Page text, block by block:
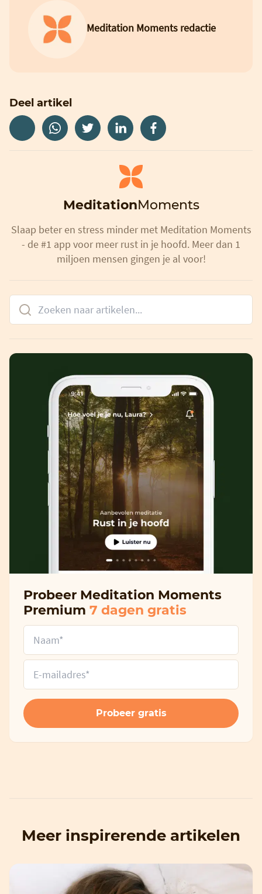
Meditation Moments redactie
Deel artikel
MeditationMoments
Slaap beter en stress minder met Meditation Moments
- de #1 app voor meer rust in je hoofd. Meer dan 1
miljoen mensen gingen je al voor!
Probeer Meditation Moments
Premium 7 dagen gratis
Meer inspirerende artikelen